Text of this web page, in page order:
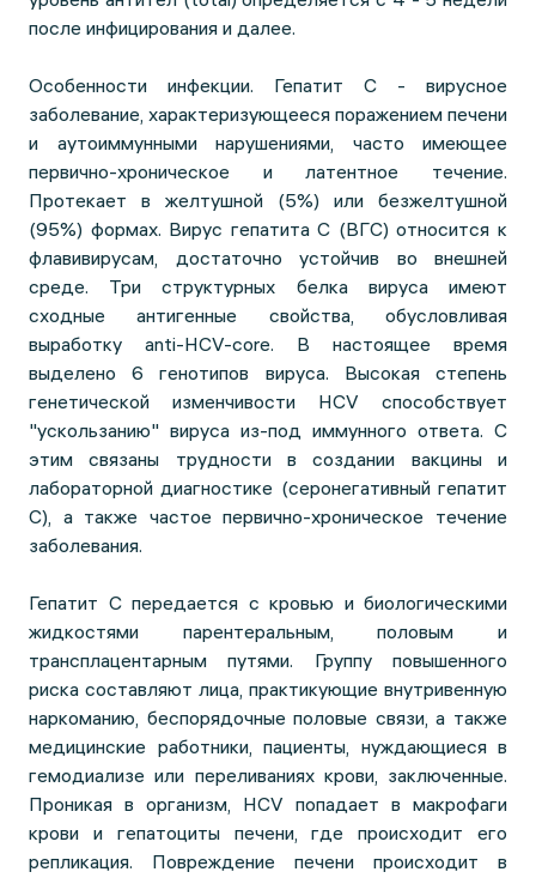
после инфицирования и далее.
Особенности инфекции. Гепатит С - вирусное
заболевание, характеризующееся поражением печени
и аутоиммунными нарушениями, часто имеющее
первично-хроническое и латентное течение.
Протекает в желтушной (5%) или безжелтушной
(95%) формах. Вирус гепатита С (ВГC) относится к
флавивирусам, достаточно устойчив во внешней
среде. Три структурных белка вируса имеют
сходные антигенные свойства, обусловливая
выработку anti-HCV-core. В настоящее время
выделено 6 генотипов вируса. Высокая степень
генетической изменчивости HCV способствует
"ускользанию" вируса из-под иммунного ответа. С
этим связаны трудности в создании вакцины и
лабораторной диагностике (серонегативный гепатит
С), а также частое первично-хроническое течение
заболевания.
Гепатит С передается с кровью и биологическими
жидкостями парентеральным, половым и
трансплацентарным путями. Группу повышенного
риска составляют лица, практикующие внутривенную
наркоманию, беспорядочные половые связи, а также
медицинские работники, пациенты, нуждающиеся в
гемодиализе или переливаниях крови, заключенные.
Проникая в организм, HCV попадает в макрофаги
крови и гепатоциты печени, где происходит его
репликация. Повреждение печени происходит в